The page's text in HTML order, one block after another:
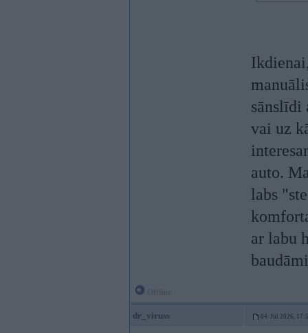
sānslīdi
vai uz
auto.
labs
ar labu
dr_viruss 04. Jul 2026,